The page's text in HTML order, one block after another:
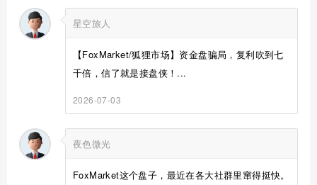
星空旅人
【FoxMarket/狐狸市场】资金盘骗局，复利吹到七
千倍，信了就是接盘侠！...
2026-07-03
夜色微光
FoxMarket这个盘子，最近在各大社群里窜得挺快。